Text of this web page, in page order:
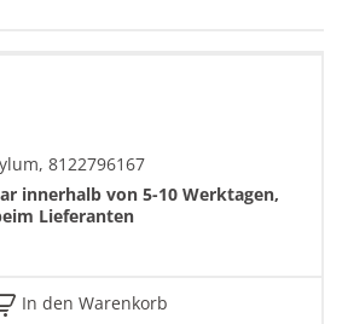
8122796167
innerhalb von 5-10 Werktagen,
Lieferanten
In den Warenkorb